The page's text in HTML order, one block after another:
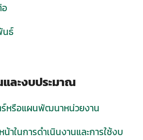
นธ์
และงบประมาณ
หรือแผนพัฒนาหน่วยงาน
าในการดำเนินงานและการใช้งบ